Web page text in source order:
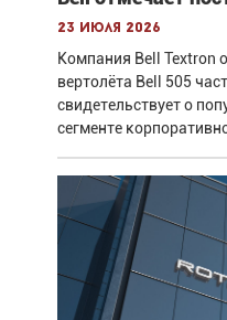
23 июля 2026
Компания Bell Textron
вертолёта Bell 505
свидетельствует о
сегменте